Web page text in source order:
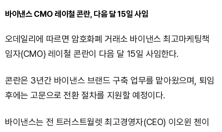
바이낸스 CMO 레이철 콘란, 다음 달 15일 사임
오데일리에 따르면 암호화폐 거래소 바이낸스 최고마케팅책
임자(CMO) 레이철 콘란이 다음 달 15일 사임한다.
콘란은 3년간 바이낸스 브랜드 구축 업무를 맡아왔으며, 퇴임
후에는 고문으로 전환 절차를 지원할 예정이다.
바이낸스는 전 트러스트월렛 최고경영자(CEO) 이오윈 첸이